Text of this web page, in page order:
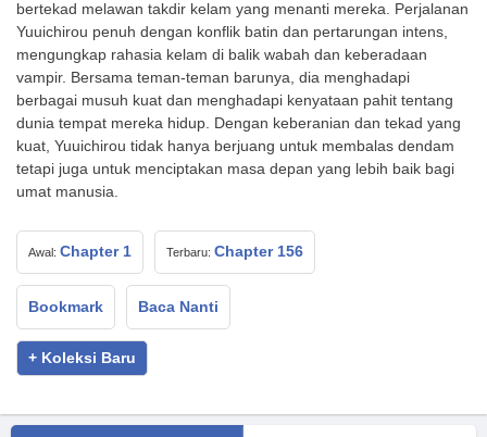
bertekad melawan takdir kelam yang menanti mereka. Perjalanan
Yuuichirou penuh dengan konflik batin dan pertarungan intens,
mengungkap rahasia kelam di balik wabah dan keberadaan
vampir. Bersama teman-teman barunya, dia menghadapi
berbagai musuh kuat dan menghadapi kenyataan pahit tentang
dunia tempat mereka hidup. Dengan keberanian dan tekad yang
kuat, Yuuichirou tidak hanya berjuang untuk membalas dendam
tetapi juga untuk menciptakan masa depan yang lebih baik bagi
umat manusia.
Awal: Chapter 1 Terbaru: Chapter 156
Bookmark Baca Nanti
+ Koleksi Baru